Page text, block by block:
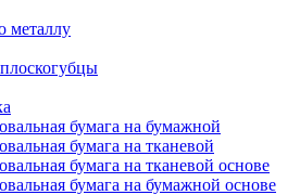
бумага на бумажной
бумага на тканевой
бумага на тканевой основе
бумага на бумажной основе